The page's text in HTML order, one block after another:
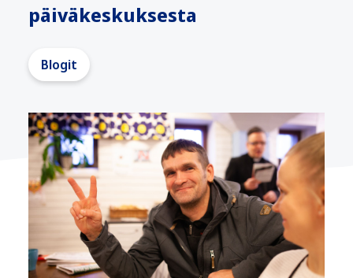
päiväkeskuksesta
Blogit